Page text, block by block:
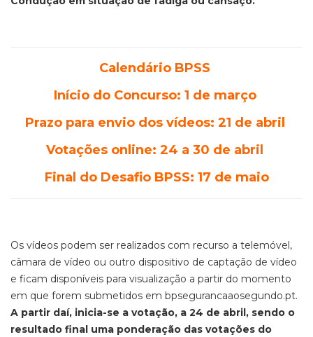
Calendário BPSS
Início do Concurso: 1 de março
Prazo para envio dos vídeos: 21 de abril
Votações online: 24 a 30 de abril
Final do Desafio BPSS: 17 de maio
Os vídeos podem ser realizados com recurso a telemóvel,
câmara de vídeo ou outro dispositivo de captação de vídeo
e ficam disponíveis para visualização a partir do momento
em que forem submetidos em bpsegurancaaosegundo.pt.
A partir daí, inicia-se a votação, a 24 de abril, sendo o
resultado final uma ponderação das votações do